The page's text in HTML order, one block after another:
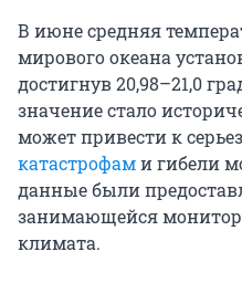
В июне средняя
мирового океана
достигнув 20,98–21,0
значение стало
может привести к
катастрофами гибели
данные были
занимающейся
климата.